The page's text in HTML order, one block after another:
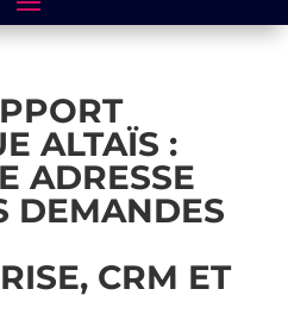
ALTAÏS :
ADRESSE
DEMANDES
CRM ET